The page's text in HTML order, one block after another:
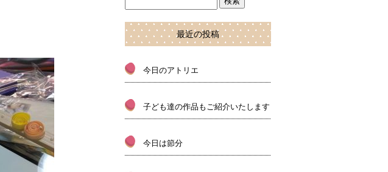
最近の投稿
今日のアトリエ
子ども達の作品もご紹介いたします
今日は節分